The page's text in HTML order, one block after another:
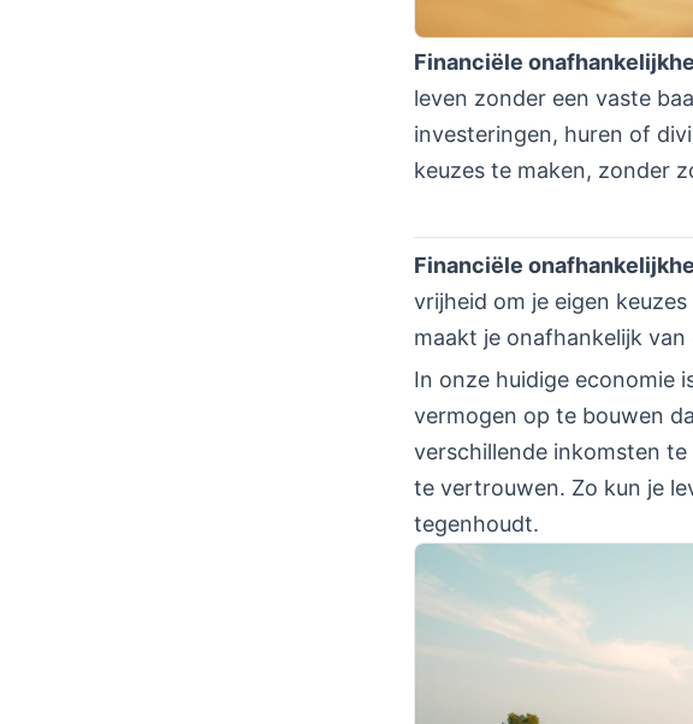
Financiële
leven zonder een vaste
investeringen, huren of
keuzes te maken, zonder
Financiële
vrijheid om je eigen
maakt je onafhankelijk van
In onze huidige economie
vermogen op te bouwen
verschillende inkomsten
te vertrouwen. Zo kun je
tegenhoudt.